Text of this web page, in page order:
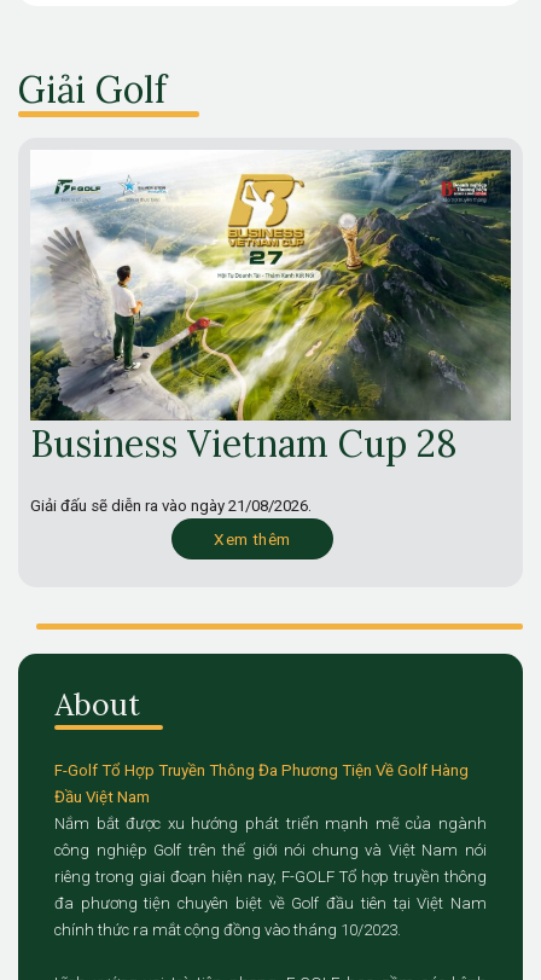
Giải Golf
Business Vietnam Cup 28
Giải đấu sẽ diễn ra vào ngày 21/08/2026.
Xem thêm
About
F-Golf Tổ Hợp Truyền Thông Đa Phương Tiện Về Golf Hàng
Đầu Việt Nam
Nắm bắt được xu hướng phát triển mạnh mẽ của ngành
công nghiệp Golf trên thế giới nói chung và Việt Nam nói
riêng trong giai đoạn hiện nay, F-GOLF Tổ hợp truyền thông
đa phương tiện chuyên biệt về Golf đầu tiên tại Việt Nam
chính thức ra mắt cộng đồng vào tháng 10/2023.